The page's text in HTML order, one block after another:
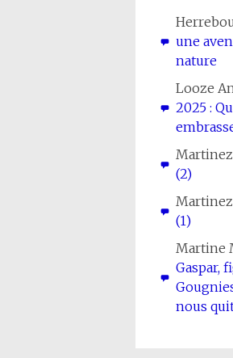
une
nature
Looze
2025 :
(2)
(1)
Martine
Gaspar,
nous